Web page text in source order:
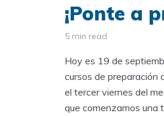
¡Ponte a
5 min read
Hoy es 19 de
cursos de preparación
el tercer viernes del
que comenzamos una